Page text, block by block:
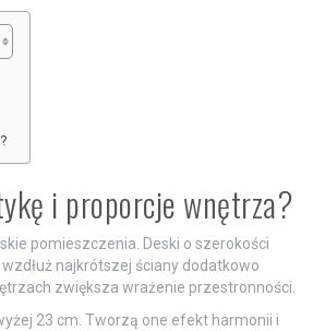
i proporcje wnętrza?
pomieszczenia. Deski o szerokości
najkrótszej ściany dodatkowo
zwiększa wrażenie przestronności.
23 cm. Tworzą one efekt harmonii i